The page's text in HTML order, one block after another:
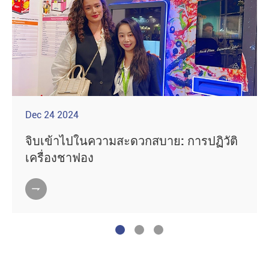
Dec 24 2024
จิบเข้าไปในความสะดวกสบาย: การปฏิวัติ
เครื่องชาฟอง
